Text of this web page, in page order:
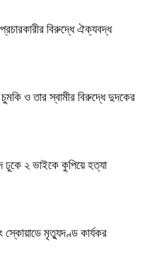
বিরুদ্ধে ঐক্যবদ্ধ
চুমকি ও তার স্বামীর বিরুদ্ধে দুদকের
ঢুকে ২ ভাইকে কুপিয়ে হত্যা
স্কোয়াডে মৃত্যুদণ্ড কার্যকর